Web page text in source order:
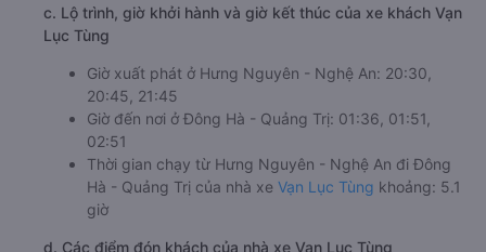
c. Lộ trình, giờ khởi hành và giờ kết thúc của xe khách Vạn
Lục Tùng
Giờ xuất phát ở Hưng Nguyên - Nghệ An: 20:30,
20:45, 21:45
Giờ đến nơi ở Đông Hà - Quảng Trị: 01:36, 01:51,
02:51
Thời gian chạy từ Hưng Nguyên - Nghệ An đi Đông